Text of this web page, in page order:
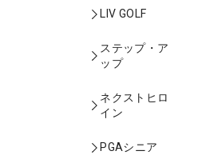
LIV GOLF
ステップ・ア
ップ
ネクストヒロ
イン
PGAシニア